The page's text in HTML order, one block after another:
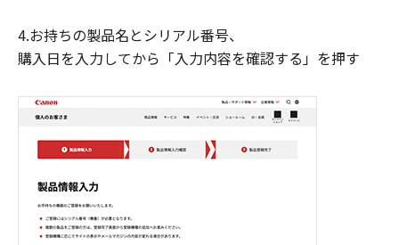
4.お持ちの製品名とシリアル番号、
購入日を入力してから「入力内容を確認する」を押す